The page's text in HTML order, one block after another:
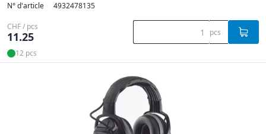
N° d'article 4932478135
CHF / pcs
11.25 pcs
12 pcs